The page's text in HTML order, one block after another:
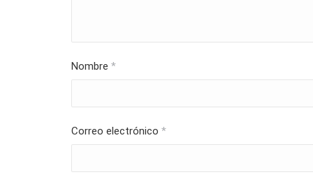
Nombre *
Correo electrónico *